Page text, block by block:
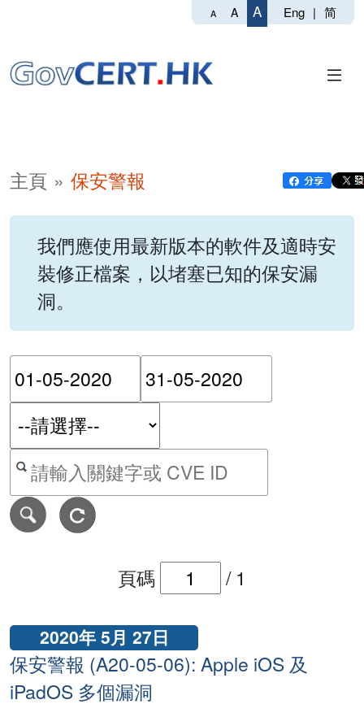
A A A Eng | 简
主頁 保安警報
我們應使用最新版本的軟件及適時安
裝修正檔案，以堵塞已知的保安漏
洞。
請輸入搜尋日期範圍的開
按關鍵字或 CVE ID 搜尋保安警報
頁碼 / 1
2020年 5月 27日
保安警報 (A20-05-06): Apple iOS 及
iPadOS 多個漏洞